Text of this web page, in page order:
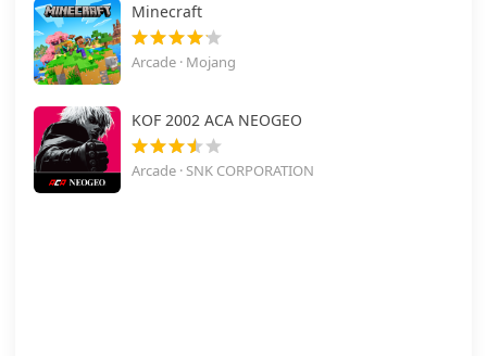
Minecraft
Arcade · Mojang
KOF 2002 ACA NEOGEO
Arcade · SNK CORPORATION